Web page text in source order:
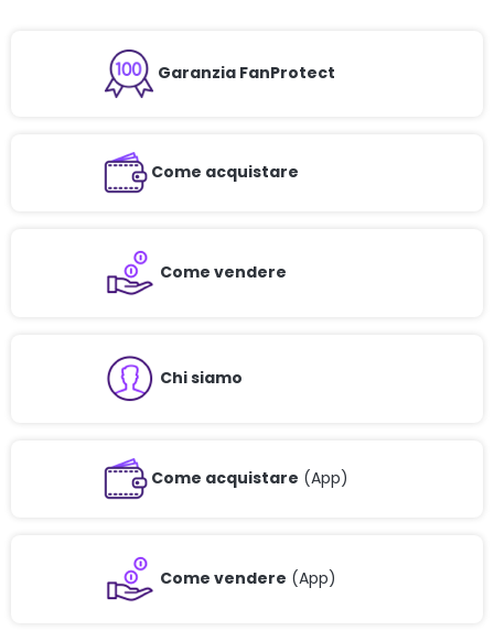
Garanzia FanProtect
Come acquistare
Come vendere
Chi siamo
Come acquistare (App)
Come vendere (App)